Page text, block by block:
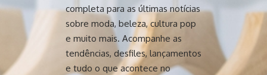
completa para as últimas notícias
sobre moda, beleza, cultura pop
e muito mais. Acompanhe as
tendências, desfiles, lançamentos
e tudo o que acontece no